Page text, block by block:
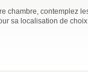
chambre, contemplez
sa localisation de